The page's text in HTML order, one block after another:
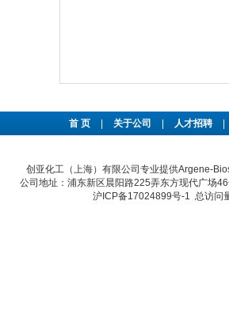
首 页 关于公司 人才招聘
创亚化工（上海）有限公司专业提供Argene-
公司地址：浦东新区晨阳路225弄东方现代广场
沪ICP备17024899号-1 总访问